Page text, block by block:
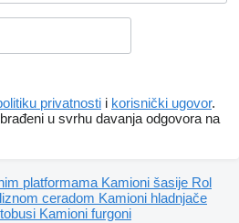
privatnosti i korisnički ugovor.
u svrhu davanja odgovora na
platformama Kamioni šasije Rol
ceradom Kamioni hladnjače
Kamioni furgoni